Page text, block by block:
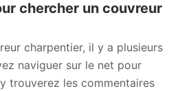
chercher un couvreur
charpentier, il y a plusieurs
naviguer sur le net pour
trouverez les commentaires